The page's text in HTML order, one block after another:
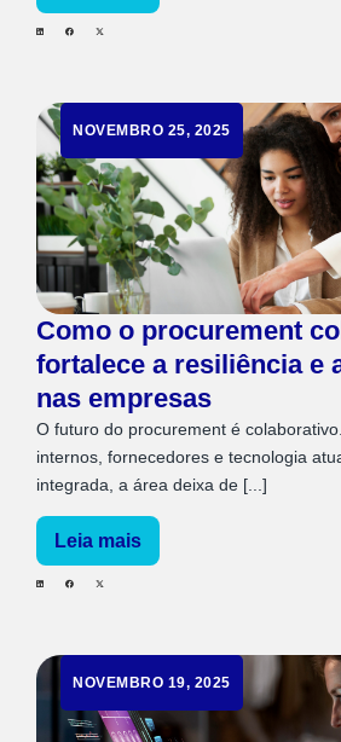
NOVEMBRO 25, 2025
Como o procurement
fortalece a resiliência e
nas empresas
O futuro do procurement é
internos, fornecedores e tecnologia
integrada, a área deixa de [...]
Leia mais
NOVEMBRO 19, 2025